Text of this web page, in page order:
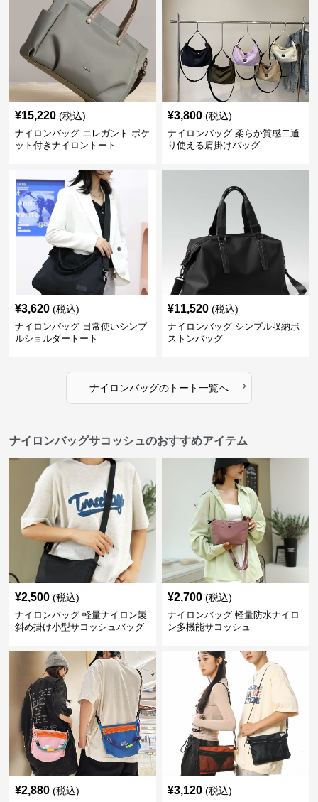
¥15,220 (税込)
ナイロンバッグ エレガント ポケ
ット付きナイロントート
¥3,800 (税込)
ナイロンバッグ 柔らか質感二通
り使える肩掛けバッグ
¥3,620 (税込)
ナイロンバッグ 日常使いシンプ
ルショルダートート
¥11,520 (税込)
ナイロンバッグ シンプル収納ボ
ストンバッグ
ナイロンバッグのトート一覧へ ›
ナイロンバッグサコッシュのおすすめアイテム
¥2,500 (税込)
ナイロンバッグ 軽量ナイロン製
斜め掛け小型サコッシュバッグ
¥2,700 (税込)
ナイロンバッグ 軽量防水ナイロ
ン多機能サコッシュ
¥2,880 (税込) ¥3,120 (税込)